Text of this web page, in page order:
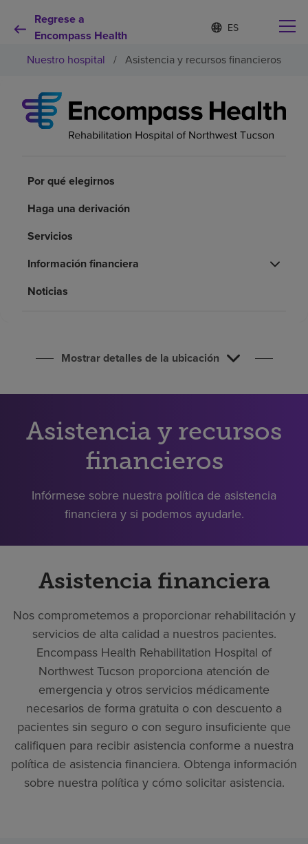
Regrese a
Encompass Health
Lista
de
idiomas
contraída
d
o
s
e
e
Por qué debe elegirnos
Recursos de salud
Empleos
Pagar mi factura
Nuestro hospital / Asistencia y recursos financieros
Por qué elegirnos
Haga una derivación
Servicios
Información financiera
Noticias
Mostrar detalles de la ubicación
Asistencia y recursos
financieros
Infórmese sobre nuestra política de asistencia
financiera y si podemos ayudarle.
Asistencia financiera
Nos comprometemos a proporcionar rehabilitación y
servicios de alta calidad a nuestros pacientes.
Encompass Health Rehabilitation Hospital of
Northwest Tucson proporciona atención de
emergencia y otros servicios médicamente
necesarios de forma gratuita o con descuento a
pacientes sin seguro o con seguro insuficiente que
califiquen para recibir asistencia conforme a nuestra
política de asistencia financiera. Obtenga información
sobre nuestra política y cómo solicitar asistencia.